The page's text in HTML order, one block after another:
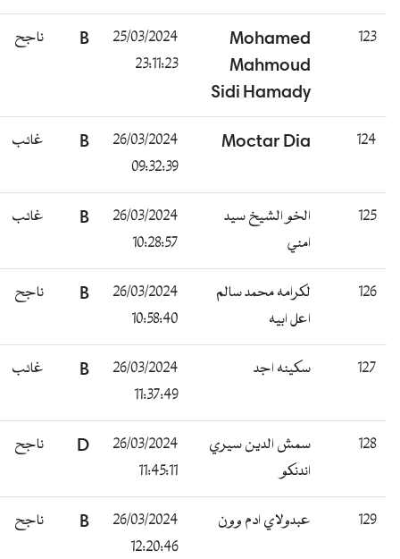
123
Mohamed
Mahmoud
Sidi Hamady
25/03/2024
23:11:23
B ناجح
124
Moctar Dia
26/03/2024
09:32:39
B غائب
125
الخو الشيخ سيد
امني
26/03/2024
10:28:57
B غائب
126
لكرامه محمد سالم
اعل ابيه
26/03/2024
10:58:40
B ناجح
127 سكينه اجد
26/03/2024
11:37:49
B غائب
128
سمش الدين سيري
اندنكو
26/03/2024
11:45:11
D ناجح
129 عبدولاي ادم وون
26/03/2024
12:20:46
B ناجح